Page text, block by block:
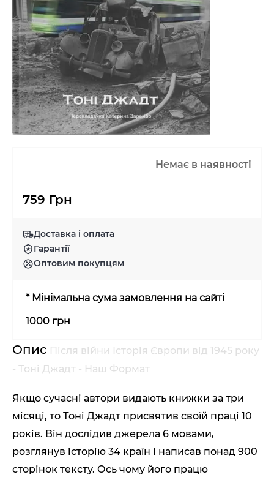
Немає в наявності
759 Грн
Доставка і оплата
Гарантії
Оптовим покупцям
* Мінімальна сума замовлення на сайті
1000 грн
Опис Після війни Історія Європи від 1945 року
- Тоні Джадт - Наш Формат
Якщо сучасні автори видають книжки за три
місяці, то Тоні Джадт присвятив своїй праці 10
років. Він дослідив джерела 6 мовами,
розглянув історію 34 країн і написав понад 900
сторінок тексту. Ось чому його працю